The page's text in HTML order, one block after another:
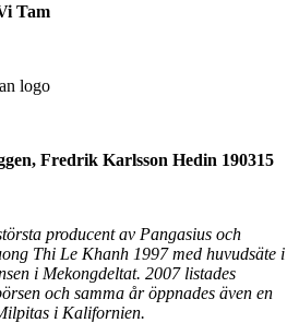
Tam
Fredrik Karlsson Hedin 190315
producent av Pangasius och
Thi Le Khanh 1997 med huvudsäte i
i Mekongdeltat. 2007 listades
och samma år öppnades även en
i Kalifornien.